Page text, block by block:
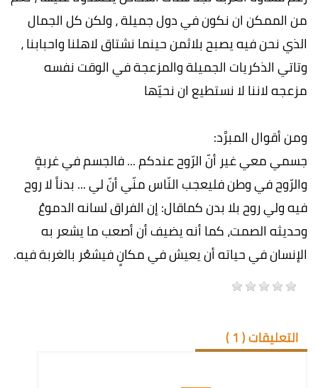
من الممكن ان نكون في دول جميلة ، ولكن كل الجمال
الذي نحن فيه يصبح بلاثمن حينما نشتاق لاهلنا واحبابنا ،
وتاتي الذكريات الجميلة والمزعجة في الوقت نفسه
مزعجه لاننا لا نستطيع ان نحيّها
ومن أقوال المبرَّد:
جسمي معي غير أنّ الرّوح عندكم ... فالجسم في غربةٍ
والرّوح في وطن فليعجب النّاس منّي أنّ لي ... بدناً لا روح
فيه ولي روح بلا بدن كماقال: إن الفراق لسانه الدموعُ
وحديثه الصمت، كما أنه يضيف أن أصعب ما يشعر به
الإنسان في حياته أن يعيش في مكانٍ فيشعُر بالغربة فيه.
التعليقات (1
)